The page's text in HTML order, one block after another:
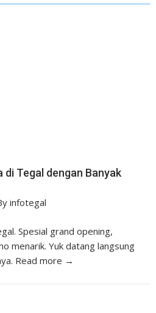
di Tegal dengan Banyak
infotegal
Spesial grand opening,
menarik. Yuk datang langsung
Read more →